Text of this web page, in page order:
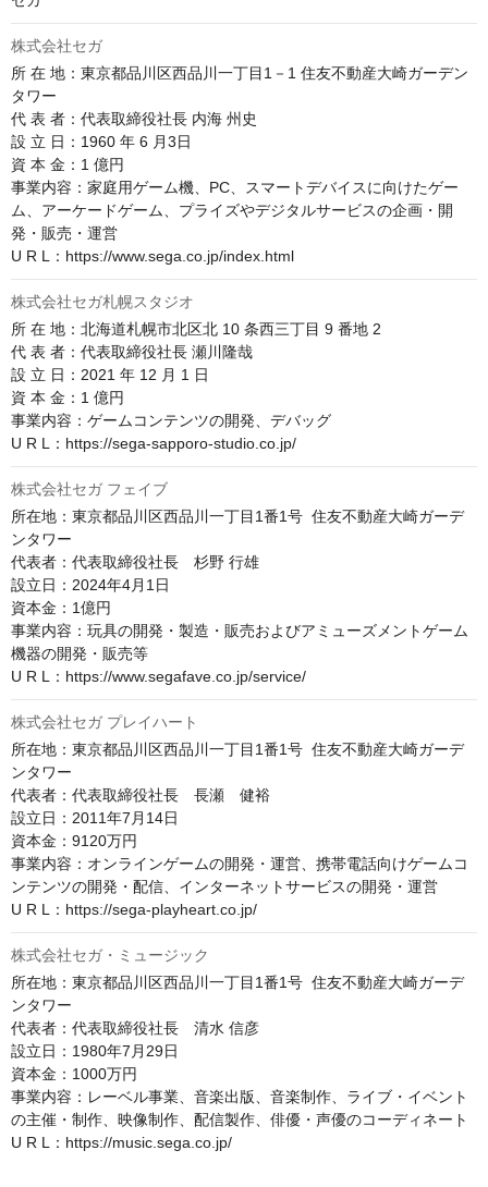
株式会社セガ
所 在 地：東京都品川区西品川一丁目1－1 住友不動産大崎ガーデン
タワー
代 表 者：代表取締役社長 内海 州史
設 立 日：1960 年 6 月3日
資 本 金：1 億円
事業内容：家庭用ゲーム機、PC、スマートデバイスに向けたゲー
ム、アーケードゲーム、プライズやデジタルサービスの企画・開
発・販売・運営
U R L：https://www.sega.co.jp/index.html
株式会社セガ札幌スタジオ
所 在 地：北海道札幌市北区北 10 条西三丁目 9 番地 2
代 表 者：代表取締役社長 瀬川隆哉
設 立 日：2021 年 12 月 1 日
資 本 金：1 億円
事業内容：ゲームコンテンツの開発、デバッグ
U R L：https://sega-sapporo-studio.co.jp/
株式会社セガ フェイブ
所在地：東京都品川区西品川一丁目1番1号  住友不動産大崎ガーデ
ンタワー
代表者：代表取締役社長　杉野 行雄
設立日：2024年4月1日
資本金：1億円
事業内容：玩具の開発・製造・販売およびアミューズメントゲーム
機器の開発・販売等
U R L：https://www.segafave.co.jp/service/
株式会社セガ プレイハート
所在地：東京都品川区西品川一丁目1番1号  住友不動産大崎ガーデ
ンタワー
代表者：代表取締役社長　長瀬　健裕
設立日：2011年7月14日
資本金：9120万円
事業内容：オンラインゲームの開発・運営、携帯電話向けゲームコ
ンテンツの開発・配信、インターネットサービスの開発・運営
U R L：https://sega-playheart.co.jp/
株式会社セガ・ミュージック
所在地：東京都品川区西品川一丁目1番1号  住友不動産大崎ガーデ
ンタワー
代表者：代表取締役社長　清水 信彦
設立日：1980年7月29日
資本金：1000万円
事業内容：レーベル事業、音楽出版、音楽制作、ライブ・イベント
の主催・制作、映像制作、配信製作、俳優・声優のコーディネート
U R L：https://music.sega.co.jp/